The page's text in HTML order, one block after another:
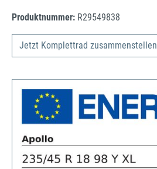
Produktnummer: R29549838
Jetzt Komplettrad zusammenstellen